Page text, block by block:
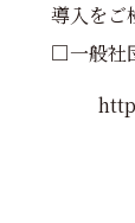
導入をご
□一般社